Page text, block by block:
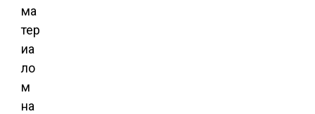
ма
тер
иа
ло
м
на